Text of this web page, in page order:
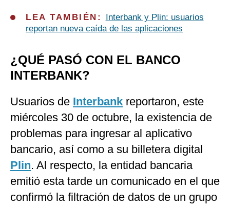
LEA TAMBIÉN:
Interbank y Plin: usuarios
reportan nueva caída de las aplicaciones
¿QUÉ PASÓ CON EL BANCO
INTERBANK?
Usuarios de Interbank reportaron, este
miércoles 30 de octubre, la existencia de
problemas para ingresar al aplicativo
bancario, así como a su billetera digital
Plin. Al respecto, la entidad bancaria
emitió esta tarde un comunicado en el que
confirmó la filtración de datos de un grupo